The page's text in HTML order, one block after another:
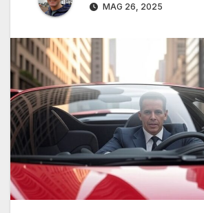
MAG 26, 2025